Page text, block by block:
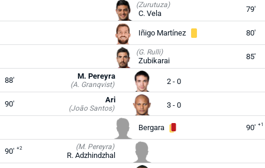
(Zurutuza)
C. Vela 79'
Iñigo Martínez 80'
(G. Rulli)
Zubikarai 85'
88' (A. Granqvist)
M. Pereyra
2 - 0
90' (João Santos)
Ari
3 - 0
Bergara 90' +1
90' +2 (M. Pereyra)
R. Adzhindzhal